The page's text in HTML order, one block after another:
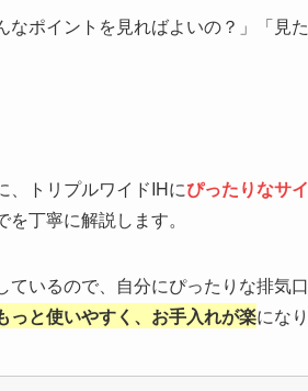
なポイントを見ればよいの？」「見
、トリプルワイドIHにぴったりなサ
丁寧に解説します。
ているので、自分にぴったりな排気
っと使いやすく、お手入れが楽にな